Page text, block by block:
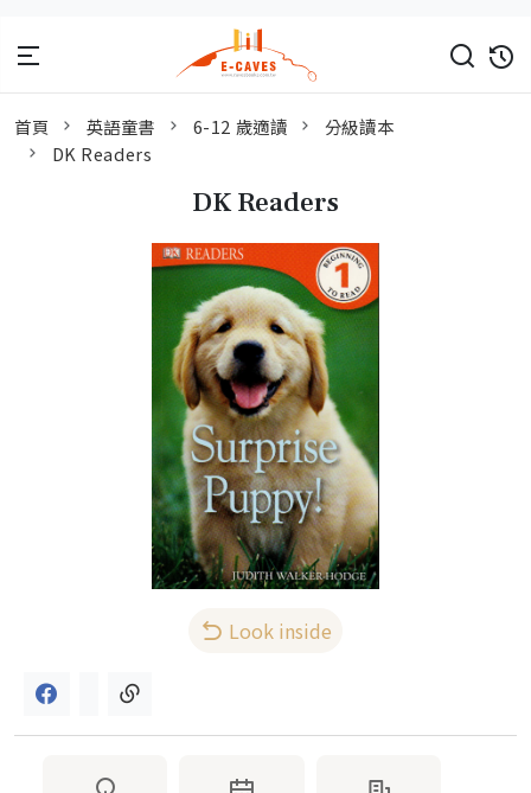
首頁 英語童書 6-12 歲適讀
分級讀本
DK Readers
DK Readers
Look inside